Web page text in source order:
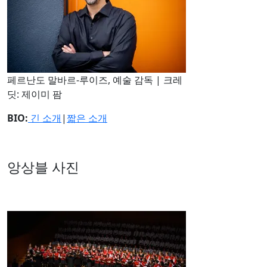
페르난도 말바르-루이즈, 예술 감독 | 크레
딧: 제이미 팜
BIO: 긴 소개 | 짧은 소개
앙상블 사진